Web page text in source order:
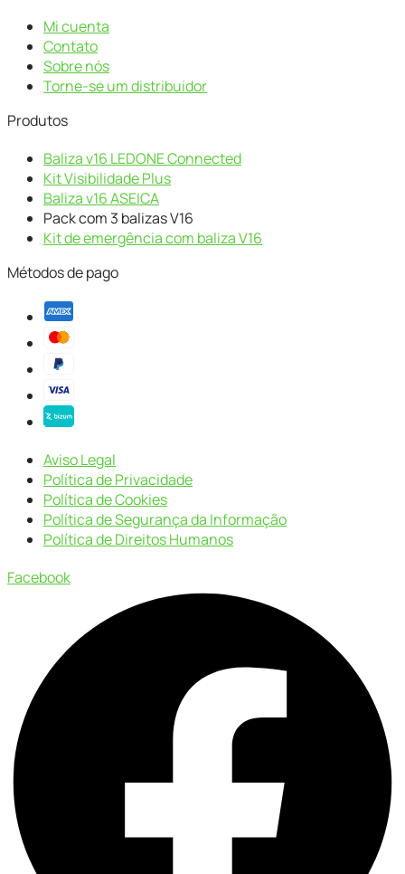
Mi cuenta
Contato
Sobre nós
Torne-se um distribuidor
Produtos
Baliza v16 LEDONE Connected
Kit Visibilidade Plus
Baliza v16 ASEICA
Pack com 3 balizas V16
Kit de emergência com baliza V16
Métodos de pago
Aviso Legal
Política de Privacidade
Política de Cookies
Política de Segurança da Informação
Política de Direitos Humanos
Facebook